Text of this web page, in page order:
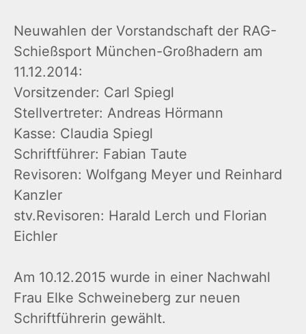
Neuwahlen der Vorstandschaft der RAG-
Schießsport München-Großhadern am
11.12.2014:
Vorsitzender: Carl Spiegl
Stellvertreter: Andreas Hörmann
Kasse: Claudia Spiegl
Schriftführer: Fabian Taute
Revisoren: Wolfgang Meyer und Reinhard
Kanzler
stv.Revisoren: Harald Lerch und Florian
Eichler
Am 10.12.2015 wurde in einer Nachwahl
Frau Elke Schweineberg zur neuen
Schriftführerin gewählt.